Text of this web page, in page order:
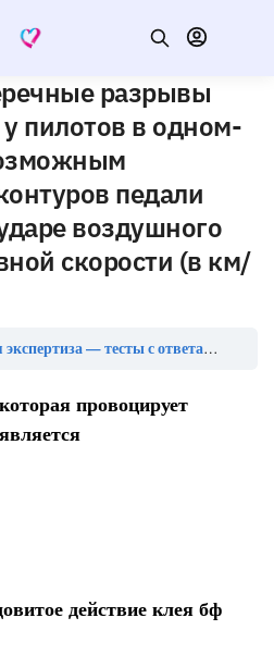
разрывы
пилотов в одном-
педали
воздушного
скорости (в км/
Судебно-психиатрическая экспертиза — тесты с ответами
провоцирует
действие клея бф